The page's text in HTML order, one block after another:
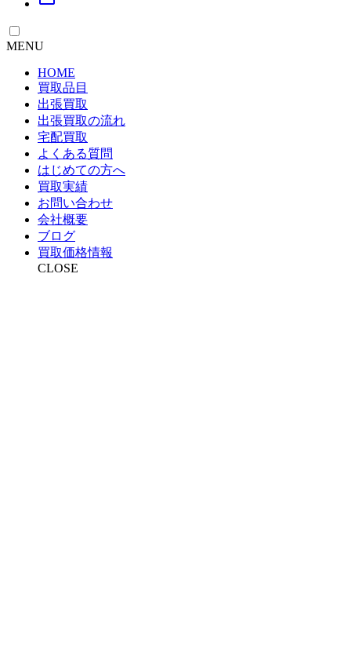
MENU
HOME
買取品目
出張買取
出張買取の流れ
宅配買取
よくある質問
はじめての方へ
買取実績
お問い合わせ
会社概要
ブログ
買取価格情報
CLOSE